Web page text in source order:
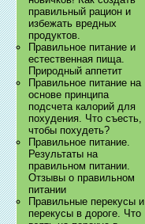
правильный рацион и
избежать вредных
продуктов.
Правильное питание и
естественная пища.
Природный аппетит
Правильное питание на
основе принципа
подсчета калорий для
похудения. Что съесть,
чтобы похудеть?
Правильное питание.
Результаты на
правильном питании.
Отзывы о правильном
питании
Правильные перекусы и
перекусы в дороге. Что